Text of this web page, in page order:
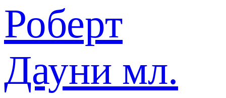
Роберт
Дауни мл.